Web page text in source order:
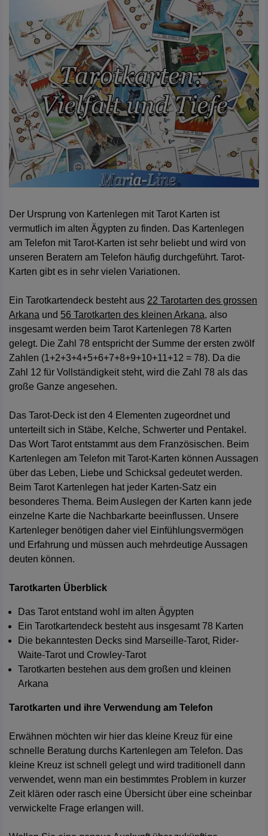
Der Ursprung von Kartenlegen mit Tarot Karten ist
vermutlich im alten Ägypten zu finden. Das Kartenlegen
am Telefon mit Tarot-Karten ist sehr beliebt und wird von
unseren Beratern am Telefon häufig durchgeführt. Tarot-
Karten gibt es in sehr vielen Variationen.
Ein Tarotkartendeck besteht aus 22 Tarotarten des grossen
Arkana und 56 Tarotkarten des kleinen Arkana, also
insgesamt werden beim Tarot Kartenlegen 78 Karten
gelegt. Die Zahl 78 entspricht der Summe der ersten zwölf
Zahlen (1+2+3+4+5+6+7+8+9+10+11+12 = 78). Da die
Zahl 12 für Vollständigkeit steht, wird die Zahl 78 als das
große Ganze angesehen.
Das Tarot-Deck ist den 4 Elementen zugeordnet und
unterteilt sich in Stäbe, Kelche, Schwerter und Pentakel.
Das Wort Tarot entstammt aus dem Französischen. Beim
Kartenlegen am Telefon mit Tarot-Karten können Aussagen
über das Leben, Liebe und Schicksal gedeutet werden.
Beim Tarot Kartenlegen hat jeder Karten-Satz ein
besonderes Thema. Beim Auslegen der Karten kann jede
einzelne Karte die Nachbarkarte beeinflussen. Unsere
Kartenleger benötigen daher viel Einfühlungsvermögen
und Erfahrung und müssen auch mehrdeutige Aussagen
deuten können.
Tarotkarten Überblick
Das Tarot entstand wohl im alten Ägypten
Ein Tarotkartendeck besteht aus insgesamt 78 Karten
Die bekanntesten Decks sind Marseille-Tarot, Rider-
Waite-Tarot und Crowley-Tarot
Tarotkarten bestehen aus dem großen und kleinen
Arkana
Tarotkarten und ihre Verwendung am Telefon
Erwähnen möchten wir hier das kleine Kreuz für eine
schnelle Beratung durchs Kartenlegen am Telefon. Das
kleine Kreuz ist schnell gelegt und wird traditionell dann
verwendet, wenn man ein bestimmtes Problem in kurzer
Zeit klären oder rasch eine Übersicht über eine scheinbar
verwickelte Frage erlangen will.